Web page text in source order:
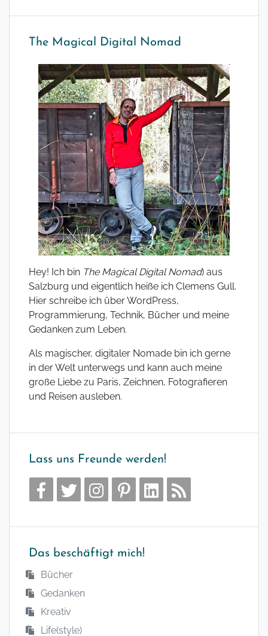
The Magical Digital Nomad
Hey! Ich bin The Magical Digital Nomad) aus
Salzburg und eigentlich heiße ich Clemens Gull.
Hier schreibe ich über WordPress,
Programmierung, Technik, Bücher und meine
Gedanken zum Leben.
Als magischer, digitaler Nomade bin ich gerne
in der Welt unterwegs und kann auch meine
große Liebe zu Paris, Zeichnen, Fotografieren
und Reisen ausleben.
Lass uns Freunde werden!
Das beschäftigt mich!
Bücher
Gedanken
Kreativ
Life(style)